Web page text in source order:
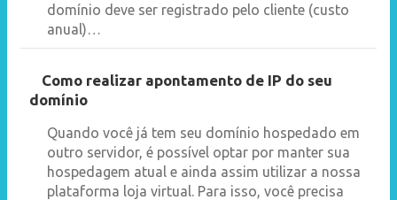
domínio deve ser registrado pelo cliente (custo
anual)…
Como realizar apontamento de IP do seu
domínio
Quando você já tem seu domínio hospedado em
outro servidor, é possível optar por manter sua
hospedagem atual e ainda assim utilizar a nossa
plataforma loja virtual. Para isso, você precisa